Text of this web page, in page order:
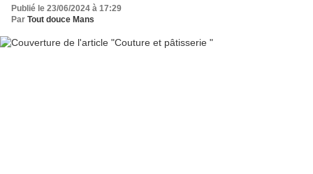
Publié le 23/06/2024 à 17:29
Par Tout douce Mans